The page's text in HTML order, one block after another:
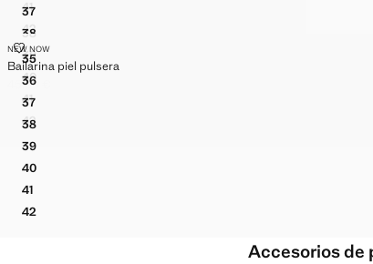
41BOTÍN PIEL TACÓN BLOQUE
42BOTÍN PIEL TACÓN BLOQUE
37BAILARINA TACÓN PIEL LAZO
38
39BAILARINA TACÓN PIEL LAZO
40BAILARINA TACÓN PIEL LAZO
41BAILARINA TACÓN PIEL LAZO
42BAILARINA TACÓN PIEL LAZO
Tallas
35BAILARINA PIEL PULSERA
36BAILARINA PIEL PULSERA
37BAILARINA PIEL PULSERA
38BAILARINA PIEL PULSERA
39BAILARINA PIEL PULSERA
40BAILARINA PIEL PULSERA
41BAILARINA PIEL PULSERA
42BAILARINA PIEL PULSERA
NEW NOW
Bailarina piel pulsera
BAILARINA PIEL PULSERA
45,99 €
Accesorios de